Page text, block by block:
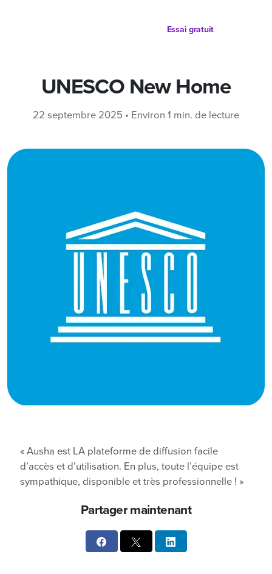
Essai gratuit
UNESCO New Home
22 septembre 2025 • Environ 1 min. de lecture
« Ausha est LA plateforme de diffusion facile
d’accès et d’utilisation. En plus, toute l’équipe est
sympathique, disponible et très professionnelle ! »
Partager maintenant